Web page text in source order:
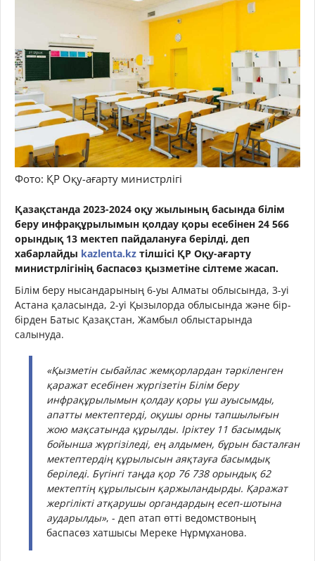
Фото: ҚР Оқу-ағарту министрлігі
Қазақстанда 2023-2024 оқу жылының басында білім
беру инфрақұрылымын қолдау қоры есебінен 24 566
орындық 13 мектеп пайдалануға берілді, деп
хабарлайды kazlenta.kz тілшісі ҚР Оқу-ағарту
министрлігінің баспасөз қызметіне сілтеме жасап.
Білім беру нысандарының 6-уы Алматы облысында, 3-уі
Астана қаласында, 2-уі Қызылорда облысында және бір-
бірден Батыс Қазақстан, Жамбыл облыстарында
салынуда.
«Қызметін сыбайлас жемқорлардан тәркіленген
қаражат есебінен жүргізетін Білім беру
инфрақұрылымын қолдау қоры үш ауысымды,
апатты мектептерді, оқушы орны тапшылығын
жою мақсатында құрылды. Іріктеу 11 басымдық
бойынша жүргізіледі, ең алдымен, бұрын басталған
мектептердің құрылысын аяқтауға басымдық
беріледі. Бүгінгі таңда қор 76 738 орындық 62
мектептің құрылысын қаржыландырды. Қаражат
жергілікті атқарушы органдардың есеп-шотына
аударылды», - деп атап өтті ведомствоның
баспасөз хатшысы Мереке Нұрмұханова.